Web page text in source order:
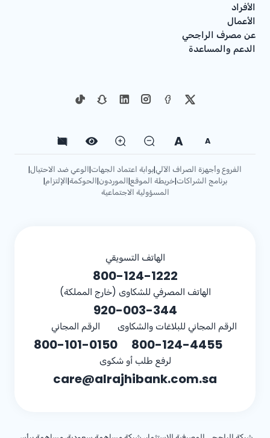
الأفراد
الأعمال
عن مصرف الراجحي
الدعم والمساعدة
A
A
الفروع وأجهزة الصراف الآلي|بوابة اعتماد الجهات|الوعي ضد الاحتيال|
برنامج الشراكات|خريطة الموقع|الموردون|الحوكمة|الإلتزام|
المسؤولية الاجتماعية
الهاتف التسويقي
800-124-1222
الهاتف المصرفي للشكاوى (خارج المملكة)
920-003-344
الرقم المجاني للبلاغات والشكاوى
800-124-4455
الرقم المجاني
800-101-0150
لرفع طلب أو شكوى
care@alrajhibank.com.sa